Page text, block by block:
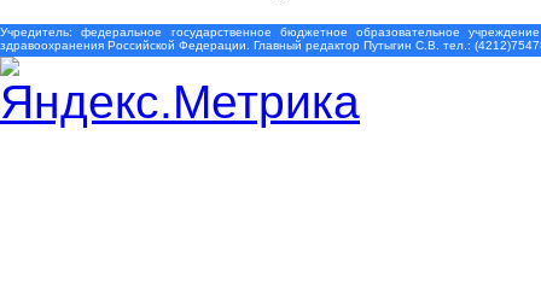
Учредитель: федеральное государственное бюджетное образовательное
здравоохранения Российской Федерации. Главный редактор Путыгин С.В. тел.: